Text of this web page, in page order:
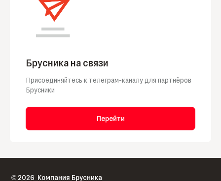
Брусника на связи
Присоединяйтесь к телеграм-каналу для партнёров
Брусники
Перейти
©2026 Компания Брусника